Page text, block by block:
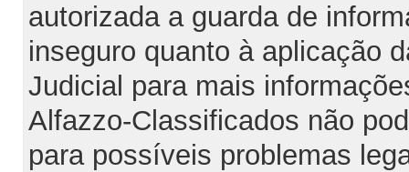
autorizada a guarda de
inseguro quanto à aplicação
Judicial para mais
Alfazzo-Classificados não
para possíveis problemas